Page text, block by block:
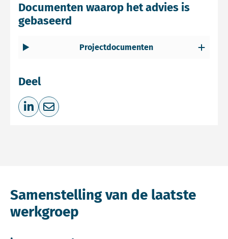
Documenten waarop het advies is
gebaseerd
Projectdocumenten
Deel
Deel op LinkedIn
Deel via e-mail
Samenstelling van de laatste
werkgroep